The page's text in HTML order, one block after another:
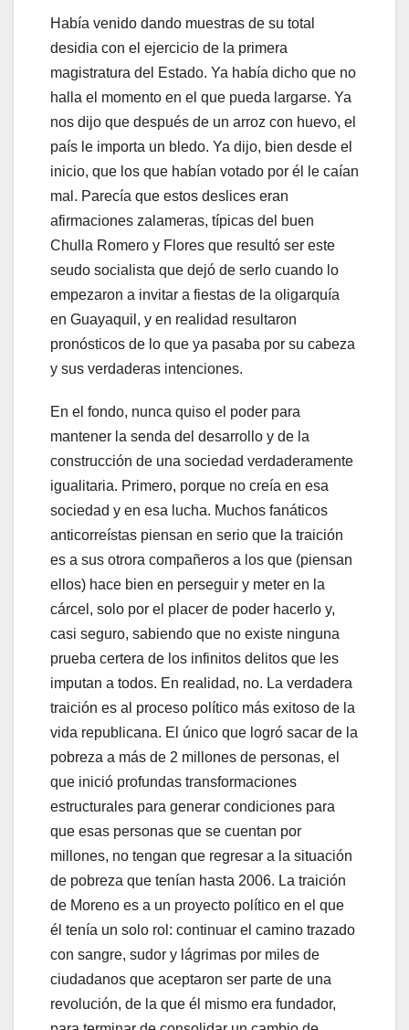
Había venido dando muestras de su total
desidia con el ejercicio de la primera
magistratura del Estado. Ya había dicho que no
halla el momento en el que pueda largarse. Ya
nos dijo que después de un arroz con huevo, el
país le importa un bledo. Ya dijo, bien desde el
inicio, que los que habían votado por él le caían
mal. Parecía que estos deslices eran
afirmaciones zalameras, típicas del buen
Chulla Romero y Flores que resultó ser este
seudo socialista que dejó de serlo cuando lo
empezaron a invitar a fiestas de la oligarquía
en Guayaquil, y en realidad resultaron
pronósticos de lo que ya pasaba por su cabeza
y sus verdaderas intenciones.
En el fondo, nunca quiso el poder para
mantener la senda del desarrollo y de la
construcción de una sociedad verdaderamente
igualitaria. Primero, porque no creía en esa
sociedad y en esa lucha. Muchos fanáticos
anticorreístas piensan en serio que la traición
es a sus otrora compañeros a los que (piensan
ellos) hace bien en perseguir y meter en la
cárcel, solo por el placer de poder hacerlo y,
casi seguro, sabiendo que no existe ninguna
prueba certera de los infinitos delitos que les
imputan a todos. En realidad, no. La verdadera
traición es al proceso político más exitoso de la
vida republicana. El único que logró sacar de la
pobreza a más de 2 millones de personas, el
que inició profundas transformaciones
estructurales para generar condiciones para
que esas personas que se cuentan por
millones, no tengan que regresar a la situación
de pobreza que tenían hasta 2006. La traición
de Moreno es a un proyecto político en el que
él tenía un solo rol: continuar el camino trazado
con sangre, sudor y lágrimas por miles de
ciudadanos que aceptaron ser parte de una
revolución, de la que él mismo era fundador,